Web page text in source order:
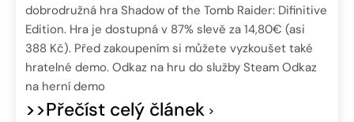
dobrodružná hra Shadow of the Tomb Raider: Difinitive
Edition. Hra je dostupná v 87% slevě za 14,80€ (asi
388 Kč). Před zakoupením si můžete vyzkoušet také
hratelné demo. Odkaz na hru do služby Steam Odkaz
na herní demo
>>Přečíst celý článek